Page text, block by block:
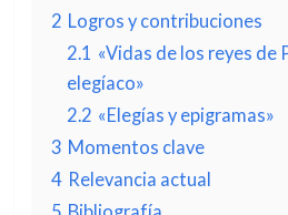
2 Logros y contribuciones
2.1 «Vidas de los reyes de
elegíaco»
2.2 «Elegías y epigramas»
3 Momentos clave
4 Relevancia actual